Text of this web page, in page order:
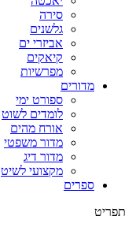
סירה
גלשנים
אביזרי ים
קיאקים
מפרשיות
מדורים
ספורט ימי
לומדים לשוט
אורח מהים
מדור משפטי
מדור דיג
מקצועי לשיט
ספרים
תפריט